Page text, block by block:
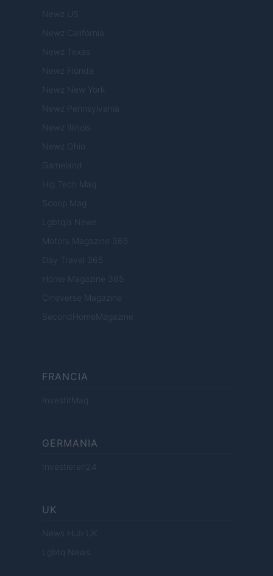
Newz US
Newz California
Newz Texas
Newz Florida
Newz New York
Newz Pennsylvania
Newz Illinois
Newz Ohio
Gameland
Hig Tech Mag
Scoop Mag
Lgbtqia News
Motors Magazine 365
Day Travel 365
Home Magazine 365
Cineverse Magazine
SecondHomeMagazine
FRANCIA
InvestirMag
GERMANIA
Investieren24
UK
News Hub UK
Lgbtq News